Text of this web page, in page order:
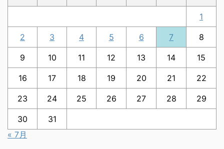
1
2 3 4 5 6 7 8
9 10 11 12 13 14 15
16 17 18 19 20 21 22
23 24 25 26 27 28 29
30
31
« 7月